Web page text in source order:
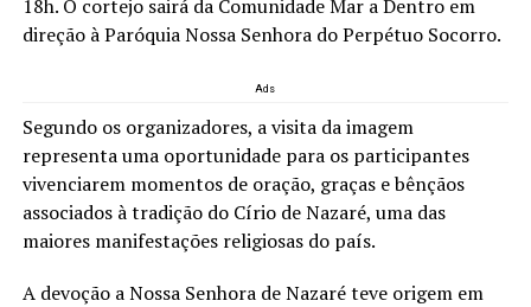
18h. O cortejo sairá da Comunidade Mar a Dentro em
direção àParóquia Nossa Senhora do Perpétuo Socorro.
Ads
Segundo os organizadores, a visita da imagem
representa uma oportunidade para os participantes
vivenciarem momentos de oração, graças e bênçãos
associados à tradição do Círio de Nazaré, uma das
maiores manifestações religiosas do país.
A devoção aNossa Senhora de Nazaréteve origem em